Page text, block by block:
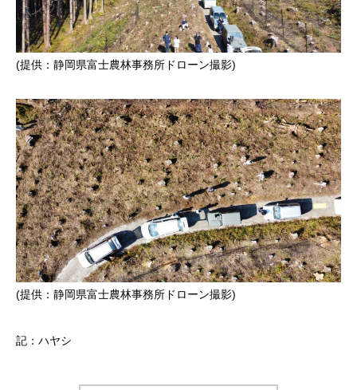
(提供：静岡県富士農林事務所ドローン撮影)
(提供：静岡県富士農林事務所ドローン撮影)
記：ハヤシ